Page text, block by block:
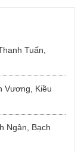
Tuấn,
Vương, Kiều
Ngân, Bạch